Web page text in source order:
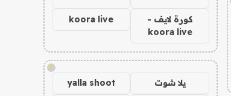
كورة لايف -
koora live
koora live
!
يلا شوت yalla shoot